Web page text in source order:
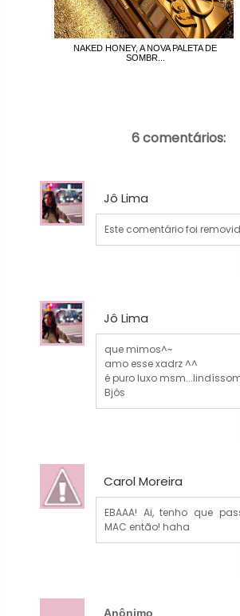
NAKED HONEY, A NOVA PALETA DE
SOMBR...
6 comentários:
Jô Lima
Este comentário foi
Jô Lima
que mimos^~
amo esse xadrz ^^
é puro luxo
Bjôs
Carol Moreira
EBAAA! Ai, tenho que
MAC então! haha
Anônimo